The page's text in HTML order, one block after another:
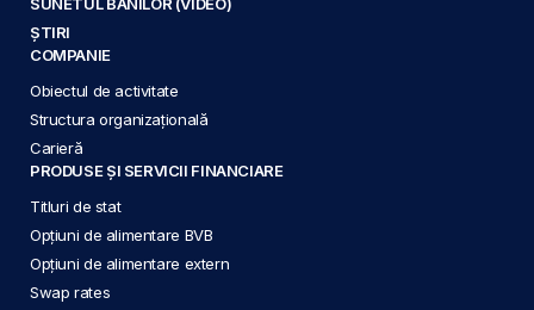
ȘTIRI
COMPANIE
Obiectul de activitate
Structura organizațională
Carieră
PRODUSE ȘI SERVICII FINANCIARE
Titluri de stat
Opțiuni de alimentare BVB
Opțiuni de alimentare extern
Swap rates